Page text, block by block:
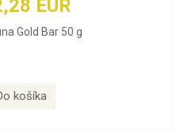
EUR
Gold Bar 50 g
košíka